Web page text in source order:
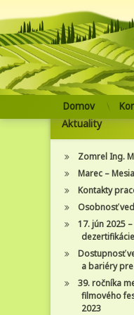
Prejsť
Domov
Aktuality
Zomrel Ing.
Marec –
Kontakty
Osobnosť
17. jún 2025
Dostupnosť
a bariéry
39. ročníka
filmového
2023